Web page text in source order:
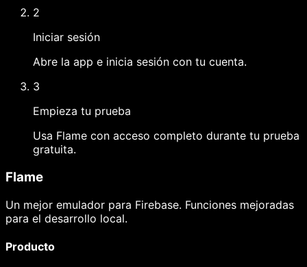
2
Iniciar sesión
Abre la app e inicia sesión con tu cuenta.
3
Empieza tu prueba
Usa Flame con acceso completo durante tu prueba
gratuita.
Flame
Un mejor emulador para Firebase. Funciones mejoradas
para el desarrollo local.
Producto